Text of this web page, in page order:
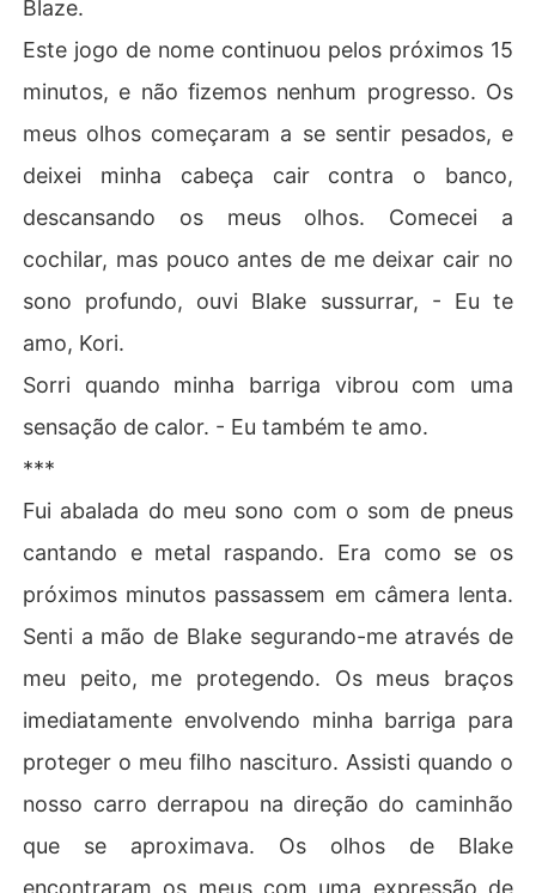
Blaze.
Este jogo de nome continuou pelos próximos 15
minutos, e não fizemos nenhum progresso. Os
meus olhos começaram a se sentir pesados, e
deixei minha cabeça cair contra o banco,
descansando os meus olhos. Comecei a
cochilar, mas pouco antes de me deixar cair no
sono profundo, ouvi Blake sussurrar, - Eu te
amo, Kori.
Sorri quando minha barriga vibrou com uma
sensação de calor. - Eu também te amo.
***
Fui abalada do meu sono com o som de pneus
cantando e metal raspando. Era como se os
próximos minutos passassem em câmera lenta.
Senti a mão de Blake segurando-me através de
meu peito, me protegendo. Os meus braços
imediatamente envolvendo minha barriga para
proteger o meu filho nascituro. Assisti quando o
nosso carro derrapou na direção do caminhão
que se aproximava. Os olhos de Blake
encontraram os meus com uma expressão de